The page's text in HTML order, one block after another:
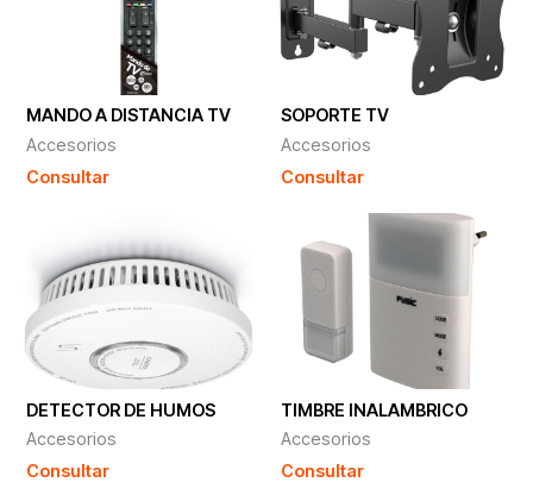
MANDO A DISTANCIA TV
Accesorios
Consultar
SOPORTE TV
Accesorios
Consultar
DETECTOR DE HUMOS
Accesorios
Consultar
TIMBRE INALAMBRICO
Accesorios
Consultar